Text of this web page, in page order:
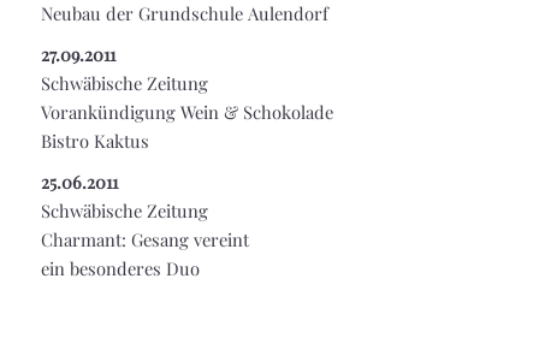
Neubau der Grundschule Aulendorf
27.09.2011
Schwäbische Zeitung
Vorankündigung Wein & Schokolade
Bistro Kaktus
25.06.2011
Schwäbische Zeitung
Charmant: Gesang vereint
ein besonderes Duo